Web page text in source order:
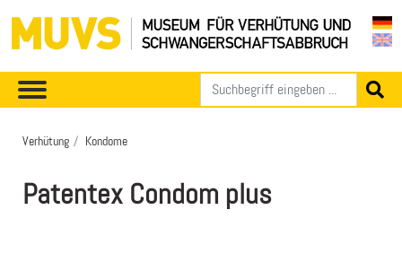
Verhütung Kondome
Patentex Condom plus